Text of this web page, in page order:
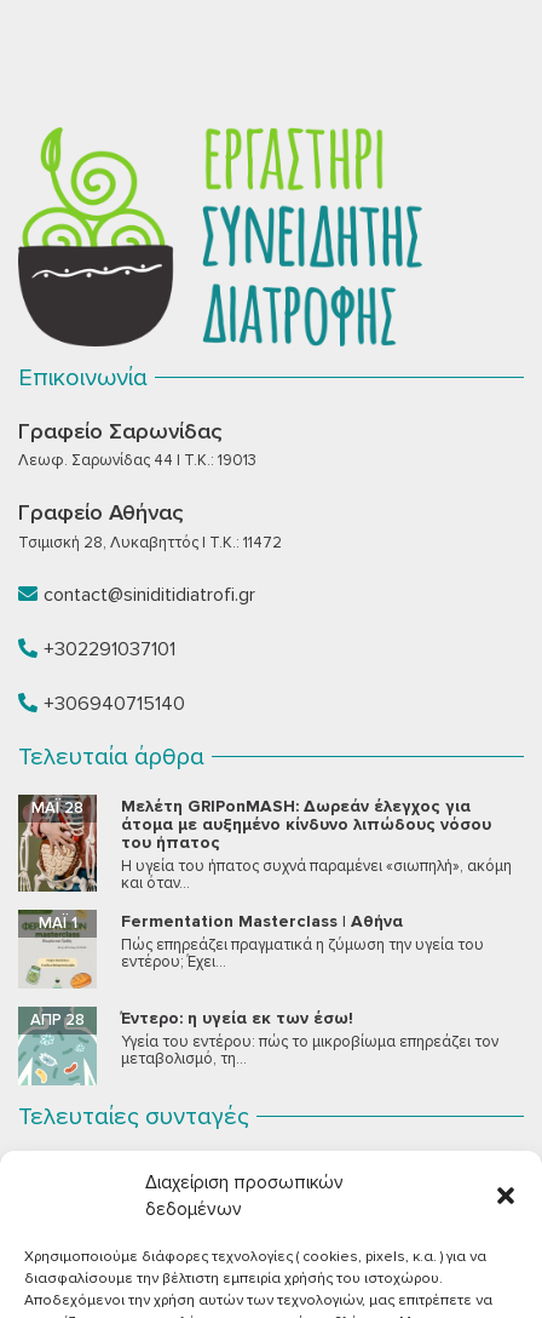
Διαχείριση προσωπικών
δεδομένων
Χρησιμοποιούμε διάφορες τεχνολογίες ( cookies, pixels, κ.α. ) για να
διασφαλίσουμε την βέλτιστη εμπειρία χρήσής του ιστοχώρου.
Αποδεχόμενοι την χρήση αυτών των τεχνολογιών, μας επιτρέπετε να
Επικοινωνία
Γραφείο Σαρωνίδας
Λεωφ. Σαρωνίδας 44 | T.K.: 19013
Γραφείο Αθήνας
Τσιμισκή 28, Λυκαβηττός | T.K.: 11472
contact@siniditidiatrofi.gr
+302291037101
+306940715140
Τελευταία άρθρα
Μελέτη GRIPonMASH: Δωρεάν έλεγχος για
άτομα με αυξημένο κίνδυνο λιπώδους νόσου
του ήπατος
ΜΆΙ 28
Η υγεία του ήπατος συχνά παραμένει «σιωπηλή», ακόμη
και όταν...
Fermentation Masterclass | Αθήνα
ΜΆΙ 1
Πώς επηρεάζει πραγματικά η ζύμωση την υγεία του
εντέρου; Έχει...
Έντερο: η υγεία εκ των έσω!
ΑΠΡ 28
Υγεία του εντέρου: πώς το μικροβίωμα επηρεάζει τον
μεταβολισμό, τη...
Τελευταίες συνταγές
Μια μους σοκολάτας για όλους εμάς που θέλουμε να
συστήσουμε...
Vegan Χωριάτικη Σαλάτα με Φέτα από Τόφου
ΙΟΎΝ 26
Καλοκαίρι, ζεστάρα και “χωριάτικη” σαλάτα! Έχοντας
μεγαλώσει με αυτό το...